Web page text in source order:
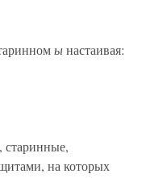
ынастаивая:
на которых